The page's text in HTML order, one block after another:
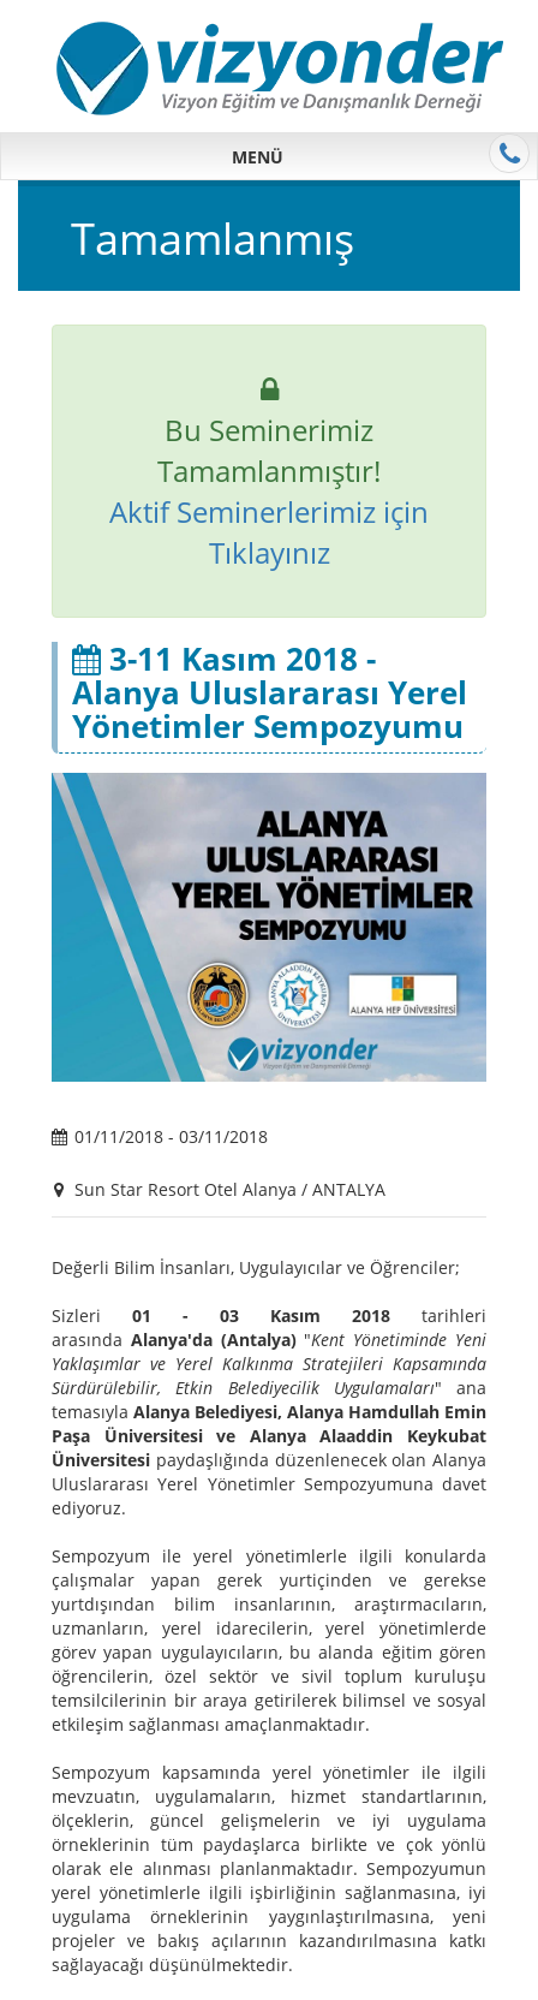
MENÜ
Tamamlanmış
Bu Seminerimiz
Tamamlanmıştır!
Aktif Seminerlerimiz için
Tıklayınız
3-11 Kasım 2018 -
Alanya Uluslararası Yerel
Yönetimler Sempozyumu
01/11/2018 - 03/11/2018
Sun Star Resort Otel Alanya / ANTALYA
Değerli Bilim İnsanları, Uygulayıcılar ve Öğrenciler;
Sizleri 01 - 03 Kasım 2018 tarihleri
arasında Alanya'da (Antalya)"Kent Yönetiminde Yeni
Yaklaşımlar ve Yerel Kalkınma Stratejileri Kapsamında
Sürdürülebilir, Etkin Belediyecilik Uygulamaları" ana
temasıyla Alanya Belediyesi, Alanya Hamdullah Emin
Paşa Üniversitesi ve Alanya Alaaddin Keykubat
Üniversitesi paydaşlığında düzenlenecek olan Alanya
Uluslararası Yerel Yönetimler Sempozyumuna davet
ediyoruz.
Sempozyum ile yerel yönetimlerle ilgili konularda
çalışmalar yapan gerek yurtiçinden ve gerekse
yurtdışından bilim insanlarının, araştırmacıların,
uzmanların, yerel idarecilerin, yerel yönetimlerde
görev yapan uygulayıcıların, bu alanda eğitim gören
öğrencilerin, özel sektör ve sivil toplum kuruluşu
temsilcilerinin bir araya getirilerek bilimsel ve sosyal
etkileşim sağlanması amaçlanmaktadır.
Sempozyum kapsamında yerel yönetimler ile ilgili
mevzuatın, uygulamaların, hizmet standartlarının,
ölçeklerin, güncel gelişmelerin ve iyi uygulama
örneklerinin tüm paydaşlarca birlikte ve çok yönlü
olarak ele alınması planlanmaktadır. Sempozyumun
yerel yönetimlerle ilgili işbirliğinin sağlanmasına, iyi
uygulama örneklerinin yaygınlaştırılmasına, yeni
projeler ve bakış açılarının kazandırılmasına katkı
sağlayacağı düşünülmektedir.